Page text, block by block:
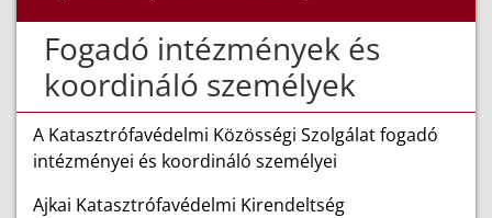
Fogadó intézmények és
koordináló személyek
A Katasztrófavédelmi Közösségi Szolgálat fogadó
intézményei és koordináló személyei
Ajkai Katasztrófavédelmi Kirendeltség